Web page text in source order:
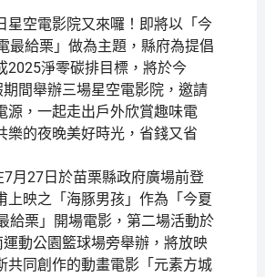
星空電影院又來囉！即將以「今
最給栗」做為主題，縣府為提倡
2025淨零碳排目標，將於今
期間舉辦三場星空電影院，邀請
源，一起走出戶外欣賞趣味電
樂的夜晚美好時光，省錢又省
27日於苗栗縣政府廣場前登
上映之「海豚男孩」作為「今夏
給栗」開場電影，第二場活動於
動公園籃球場旁舉辦，將放映
共同創作的動畫電影「元素方城